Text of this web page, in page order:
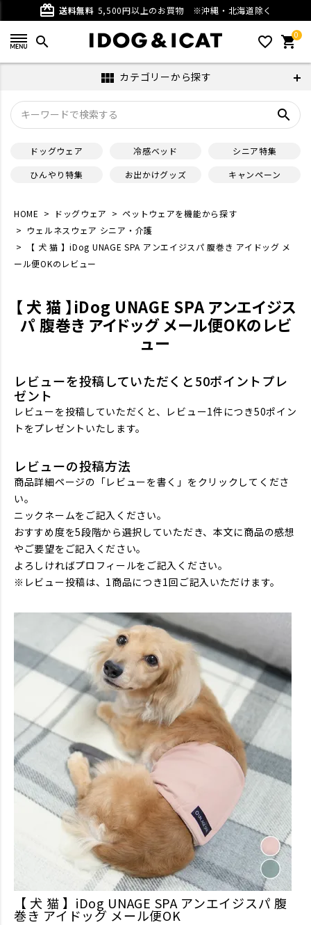
card_giftcard 送料無料 5,500円以上のお買物 ※沖縄・北海道除く
search favorite_outline 0
shopping_cart
view_module カテゴリーから探す
search
ドッグウェア 冷感ベッド
シニア特集
ひんやり特集
お出かけグッズ キャンペーン
HOME ドッグウェア
ペットウェアを機能から探す
ウェルネスウェア シニア・介護
【 犬 猫 】iDog UNAGE SPA アンエイジスパ 腹巻き アイドッグ メ
ール便OKのレビュー
【 犬 猫 】iDog UNAGE SPA アンエイジス
パ 腹巻き アイドッグ メール便OKのレビ
ュー
レビューを投稿していただくと50ポイントプレ
ゼント
レビューを投稿していただくと、レビュー1件につき50ポイン
トをプレゼントいたします。
レビューの投稿方法
商品詳細ページの「レビューを書く」をクリックしてくださ
い。
ニックネームをご記入ください。
おすすめ度を5段階から選択していただき、本文に商品の感想
やご要望をご記入ください。
よろしければプロフィールをご記入ください。
※レビュー投稿は、1商品につき1回ご記入いただけます。
【 犬 猫 】iDog UNAGE SPA アンエイジスパ 腹
巻き アイドッグ メール便OK